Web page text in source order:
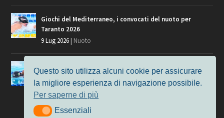
Giochi del Mediterraneo, i convocati del nuoto per
Taranto 2026
9 Lug 2026| Nuoto
Europei di Nuoto Parigi 2026: fra veterani e giovani, chi
7 Lug 2026
Nuoto
Questo sito utilizza alcuni cookie per assicurare
la migliore esperienza di navigazione possibile.
Per saperne di più
EssenzialiEssenziali